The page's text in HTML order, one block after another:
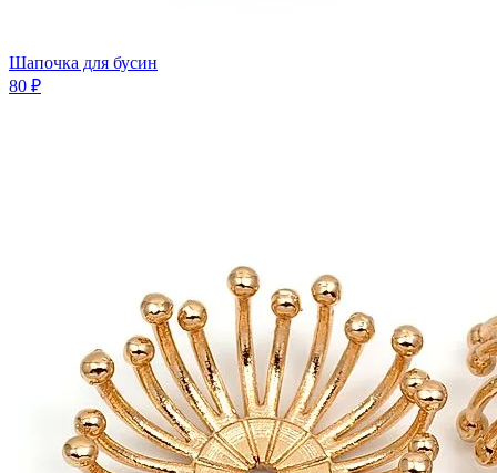
Шапочка для бусин
80 ₽